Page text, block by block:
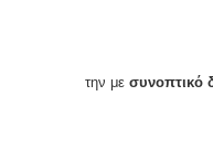
την με συνοπτικό